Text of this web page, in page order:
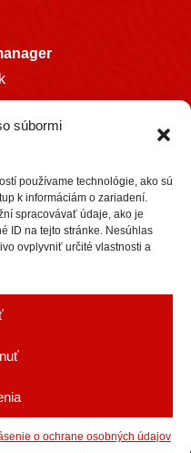
súbormi
používame technológie, ako sú
k informáciám o zariadení.
spracovávať údaje, ako je
ID na tejto stránke. Nesúhlas
ovplyvniť určité vlastnosti a
o ochrane osobných údajov
|Nastavenia cookies
SEVENT